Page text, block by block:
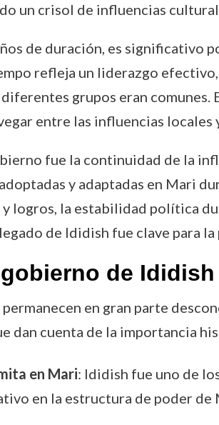
un crisol de influencias
de duración, es significativo
refleja un liderazgo
grupos eran comunes.
entre las influencias locales
fue la continuidad de la
y adaptadas en Mari
logros, la estabilidad política
de Ididish fue clave para
de Ididish
en gran parte
dan cuenta de la importancia
en Mari: Ididish fue uno de
en la estructura de poder de